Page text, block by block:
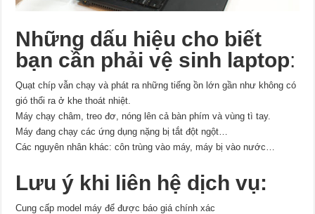
Những dấu hiệu cho biết
bạn cần phải vệ sinh laptop:
Quạt chíp vẫn chạy và phát ra những tiếng ồn lớn gần như không có
gió thổi ra ở khe thoát nhiệt.
Máy chạy châm, treo đơ, nóng lên cả bàn phím và vùng tì tay.
Máy đang chạy các ứng dụng nặng bị tắt đột ngột…
Các nguyên nhân khác: côn trùng vào máy, máy bị vào nước…
Lưu ý khi liên hệ dịch vụ:
Cung cấp model máy để được báo giá chính xác